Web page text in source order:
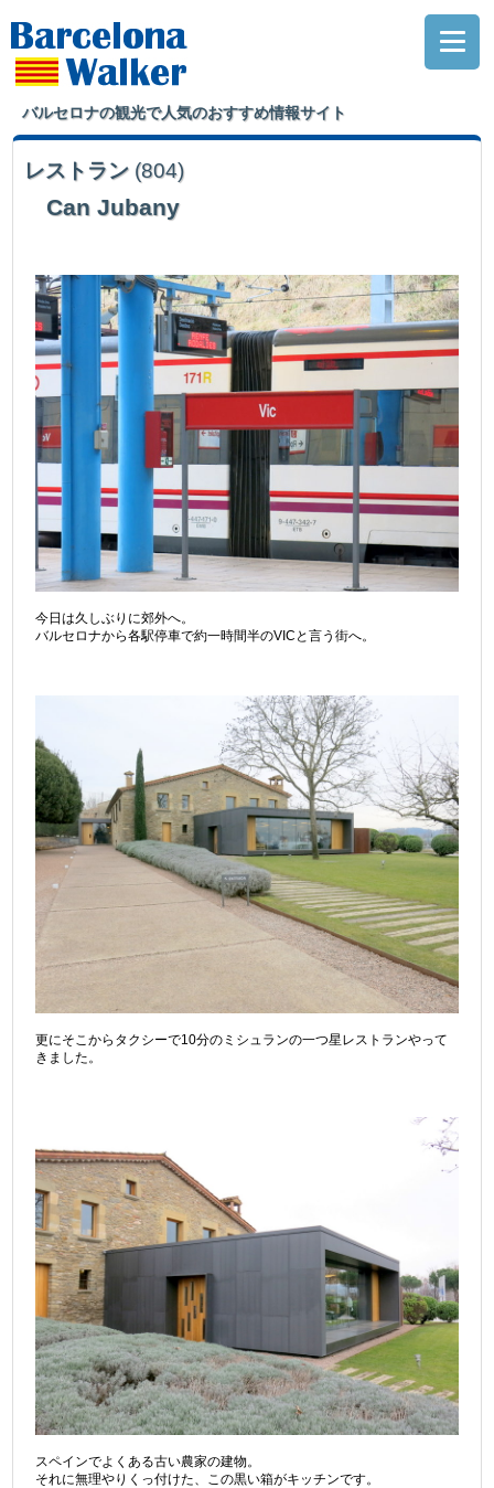
バルセロナの観光で人気のおすすめ情報サイト
レストラン (804)
Can Jubany
今日は久しぶりに郊外へ。
バルセロナから各駅停車で約一時間半のVICと言う街へ。
更にそこからタクシーで10分のミシュランの一つ星レストランやって
きました。
スペインでよくある古い農家の建物。
それに無理やりくっ付けた、この黒い箱がキッチンです。